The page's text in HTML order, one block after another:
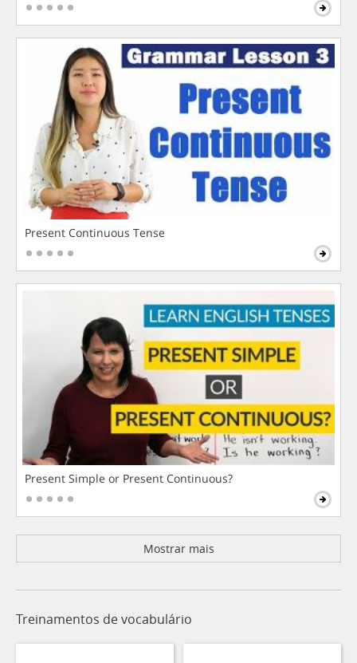
Present Continuous Tense
Present Simple or Present Continuous?
Mostrar mais
Treinamentos de vocabulário